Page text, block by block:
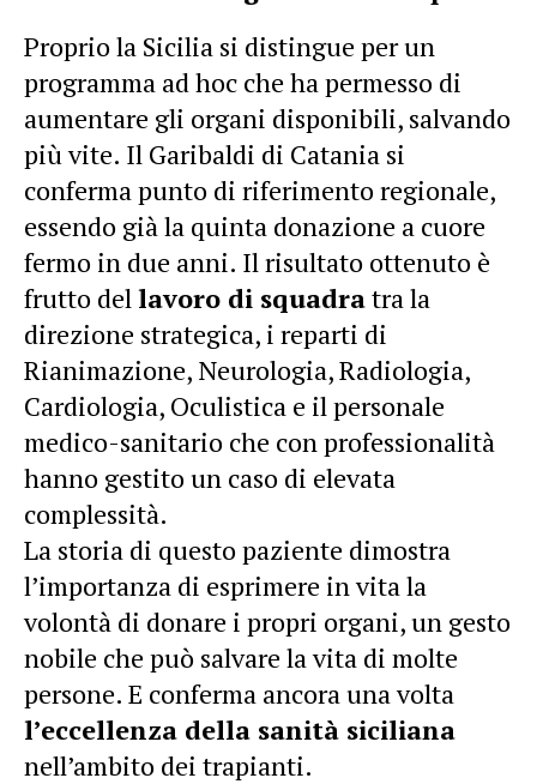
Proprio la Sicilia si distingue per un
programma ad hoc che ha permesso di
aumentare gli organi disponibili, salvando
più vite. Il Garibaldi di Catania si
conferma punto di riferimento regionale,
essendo già la quinta donazione a cuore
fermo in due anni. Il risultato ottenuto è
frutto dellavoro di squadratra la
direzione strategica, i reparti di
Rianimazione, Neurologia, Radiologia,
Cardiologia, Oculistica e il personale
medico-sanitario che con professionalità
hanno gestito un caso di elevata
complessità.
La storia di questo paziente dimostra
l’importanza di esprimere in vita la
volontà di donare i propri organi, un gesto
nobile che può salvare la vita di molte
persone. E conferma ancora una volta
l’eccellenza della sanità siciliana
nell’ambito dei trapianti.